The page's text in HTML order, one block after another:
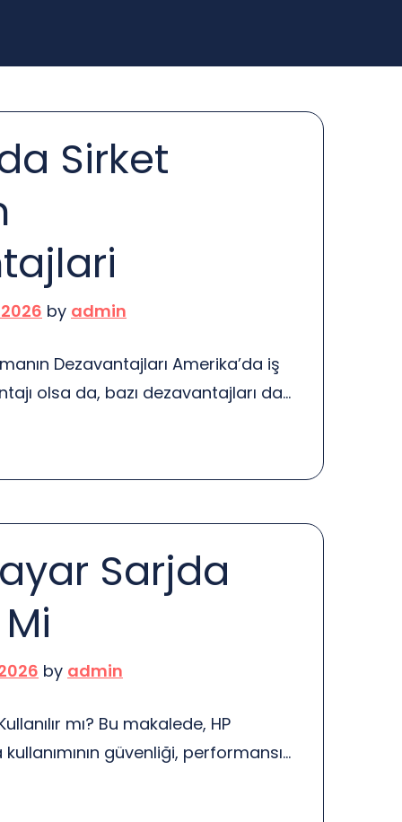
Sirket
by admin
Dezavantajları Amerika’da iş
olsa da, bazı dezavantajları da
yeni bir iş açılıyor. Bu, pazar
sürekli bir mücadele gerektiriyor.
Sarjda
by admin
mı? Bu makalede, HP
güvenliği, performansı
kullanmak güvenli mi?” diye merak